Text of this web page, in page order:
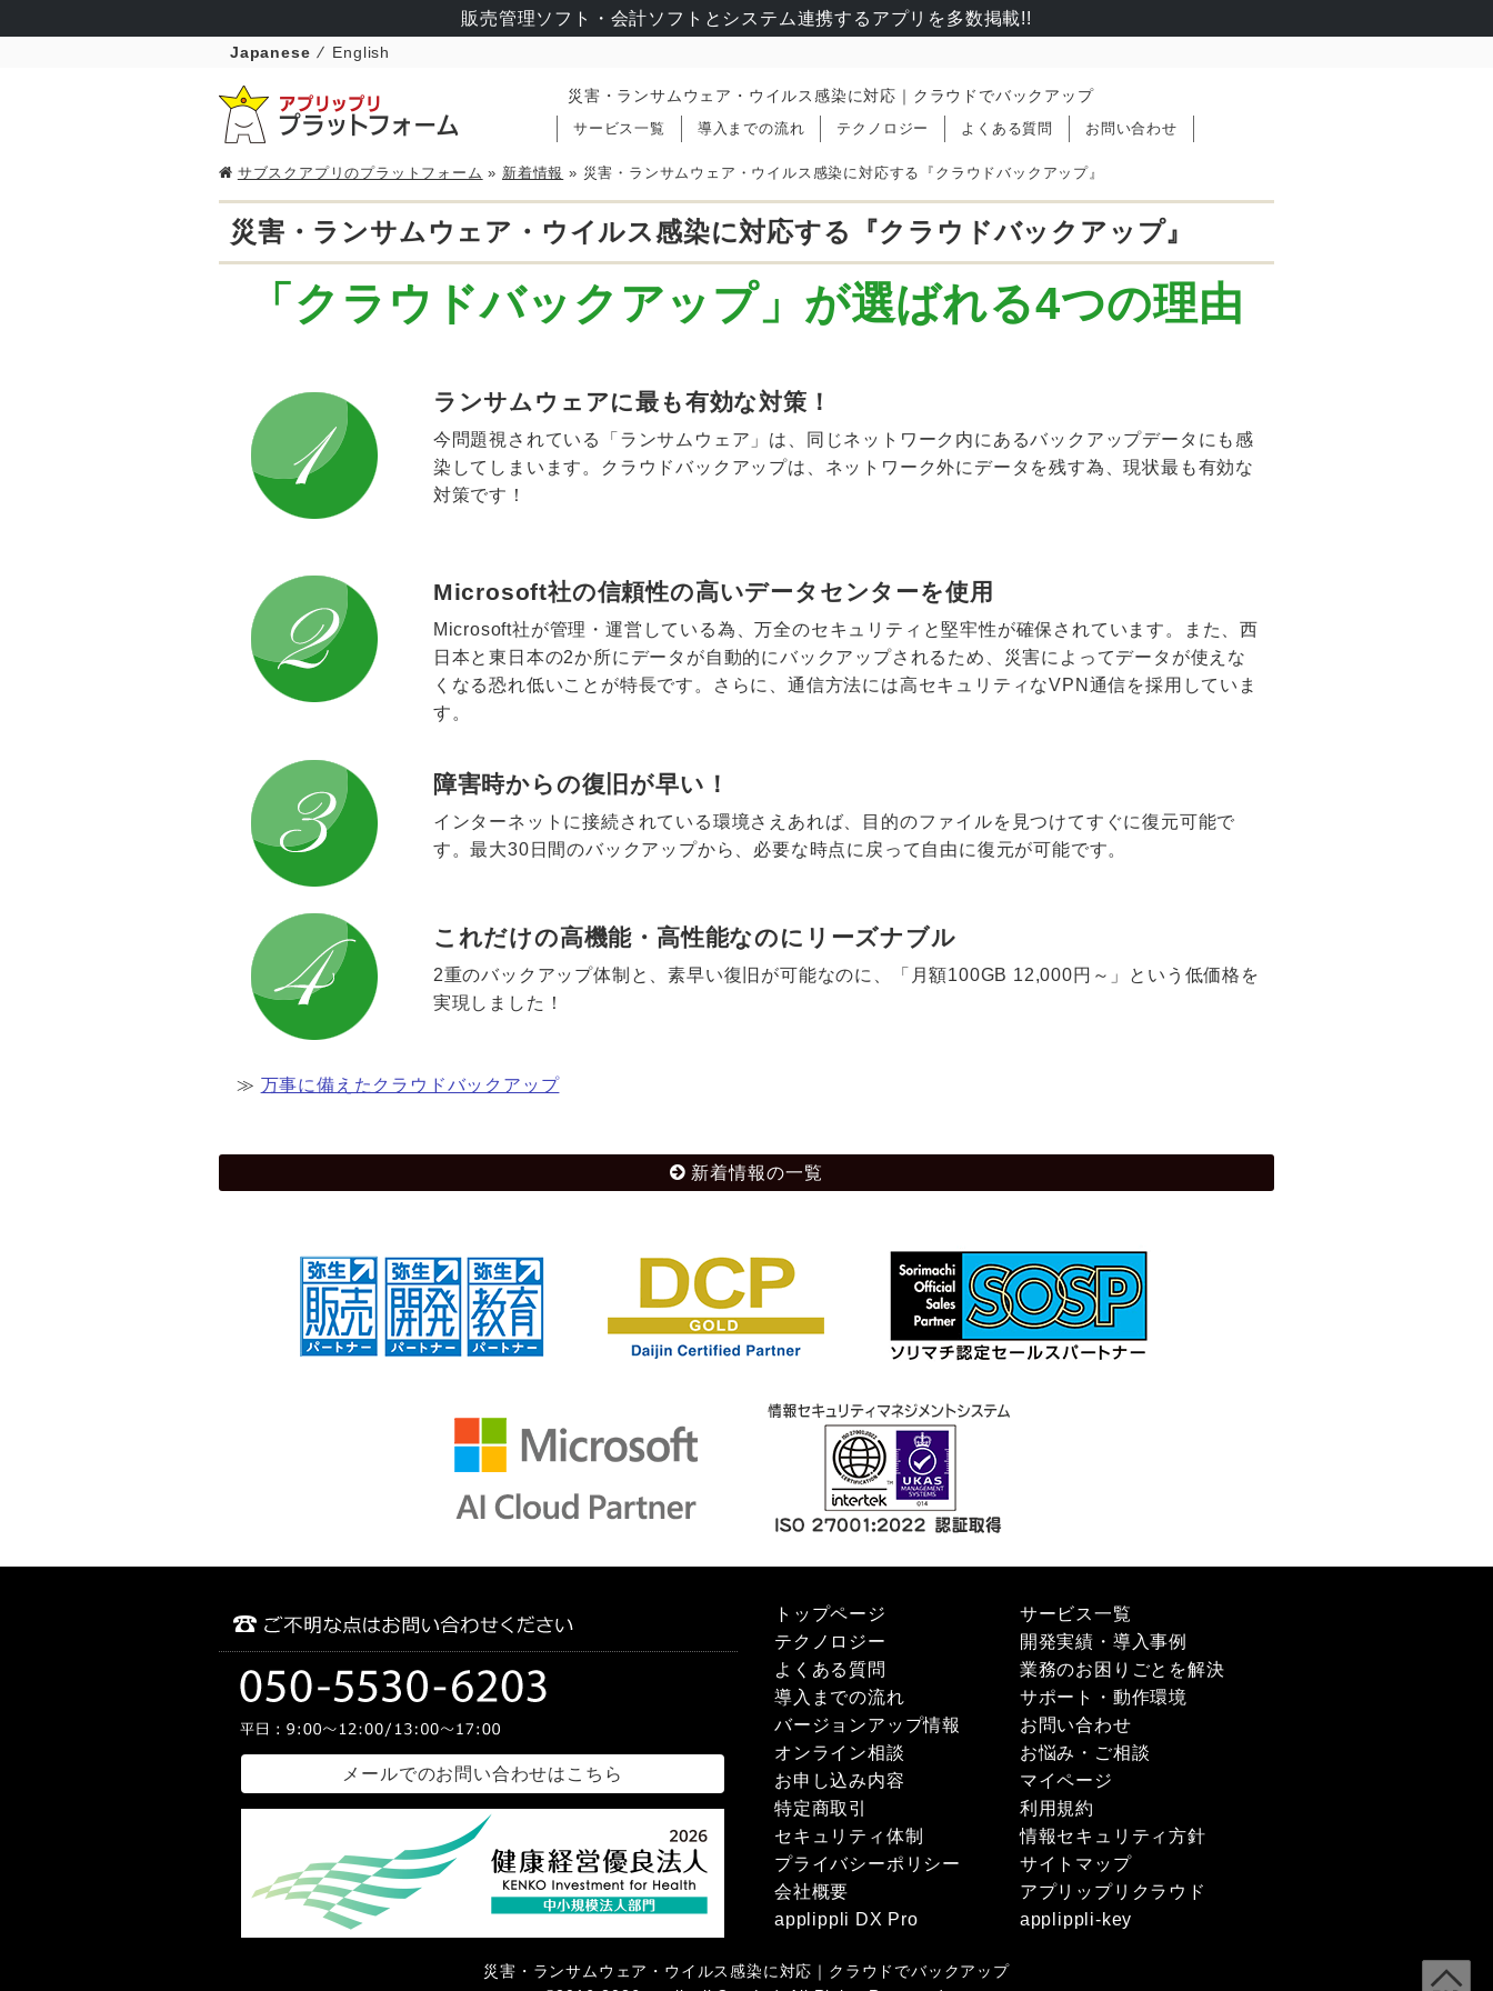
販売管理ソフト・会計ソフトとシステム連携するアプリを多数掲載!!
Japanese English
災害・ランサムウェア・ウイルス感染に対応｜クラウドでバックアップ
サービス一覧 導入までの流れ テクノロジー よくある質問 お問い合わせ
サブスクアプリのプラットフォーム » 新着情報 » 災害・ランサムウェア・ウイルス感染に対応する『クラウドバックアップ』
災害・ランサムウェア・ウイルス感染に対応する『クラウドバックアップ』
「クラウドバックアップ」が選ばれる4つの理由
ランサムウェアに最も有効な対策！
今問題視されている「ランサムウェア」は、同じネットワーク内にあるバックアップデータにも感
染してしまいます。クラウドバックアップは、ネットワーク外にデータを残す為、現状最も有効な
対策です！
Microsoft社の信頼性の高いデータセンターを使用
Microsoft社が管理・運営している為、万全のセキュリティと堅牢性が確保されています。また、西
日本と東日本の2か所にデータが自動的にバックアップされるため、災害によってデータが使えな
くなる恐れ低いことが特長です。さらに、通信方法には高セキュリティなVPN通信を採用していま
す。
障害時からの復旧が早い！
インターネットに接続されている環境さえあれば、目的のファイルを見つけてすぐに復元可能で
す。最大30日間のバックアップから、必要な時点に戻って自由に復元が可能です。
これだけの高機能・高性能なのにリーズナブル
2重のバックアップ体制と、素早い復旧が可能なのに、「月額100GB 12,000円～」という低価格を
実現しました！
≫ 万事に備えたクラウドバックアップ
新着情報の一覧
メールでのお問い合わせはこちら
トップページ
サービス一覧
テクノロジー
開発実績・導入事例
よくある質問
業務のお困りごとを解決
導入までの流れ
サポート・動作環境
バージョンアップ情報
お問い合わせ
オンライン相談
お悩み・ご相談
お申し込み内容
マイページ
特定商取引
利用規約
セキュリティ体制
情報セキュリティ方針
プライバシーポリシー
サイトマップ
会社概要
アプリップリクラウド
applippli DX Pro
applippli-key
災害・ランサムウェア・ウイルス感染に対応｜クラウドでバックアップ